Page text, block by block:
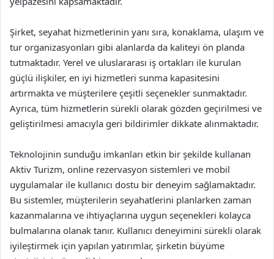
Şirket, seyahat hizmetlerinin yanı sıra, konaklama, ulaşım ve
tur organizasyonları gibi alanlarda da kaliteyi ön planda
tutmaktadır. Yerel ve uluslararası iş ortakları ile kurulan
güçlü ilişkiler, en iyi hizmetleri sunma kapasitesini
artırmakta ve müşterilere çeşitli seçenekler sunmaktadır.
Ayrıca, tüm hizmetlerin sürekli olarak gözden geçirilmesi ve
geliştirilmesi amacıyla geri bildirimler dikkate alınmaktadır.
Teknolojinin sunduğu imkanları etkin bir şekilde kullanan
Aktiv Turizm, online rezervasyon sistemleri ve mobil
uygulamalar ile kullanıcı dostu bir deneyim sağlamaktadır.
Bu sistemler, müşterilerin seyahatlerini planlarken zaman
kazanmalarına ve ihtiyaçlarına uygun seçenekleri kolayca
bulmalarına olanak tanır. Kullanıcı deneyimini sürekli olarak
iyileştirmek için yapılan yatırımlar, şirketin büyüme